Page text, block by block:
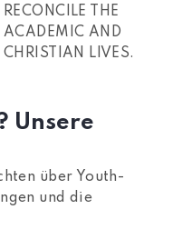
RECONCILE THE
ACADEMIC AND
CHRISTIAN LIVES.
Unsere
über Youth-
und die